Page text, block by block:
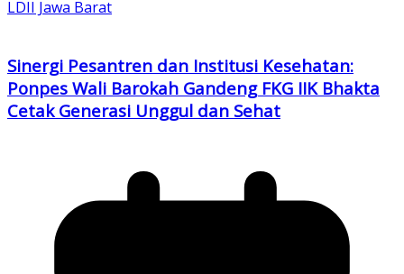
LDII Jawa Barat
Sinergi Pesantren dan Institusi Kesehatan:
Ponpes Wali Barokah Gandeng FKG IIK Bhakta
Cetak Generasi Unggul dan Sehat